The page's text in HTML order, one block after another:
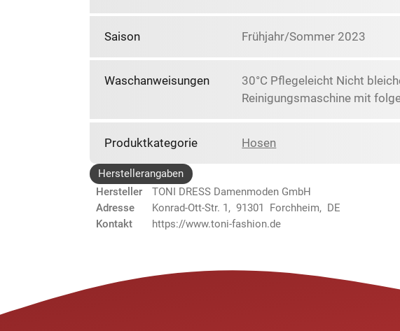
Saison Frühjahr/Sommer 2023
Waschanweisungen
30°C Pflegeleicht Nicht
Reinigungsmaschine mit
Produktkategorie Hosen
Herstellerangaben
Hersteller
TONI DRESS Damenmoden GmbH
Adresse
Konrad-Ott-Str. 1, 91301 Forchheim, DE
Kontakt
https://www.toni-fashion.de